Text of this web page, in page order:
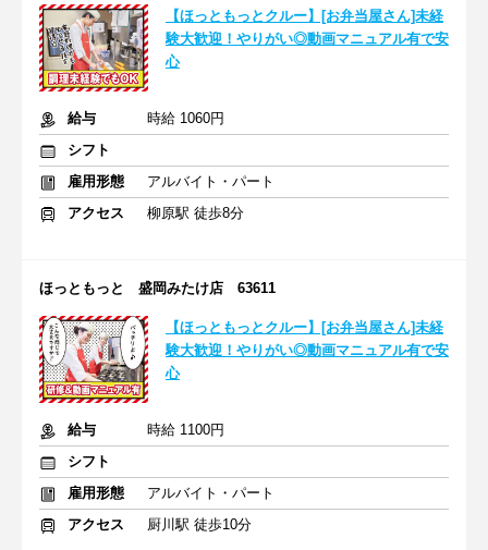
【ほっともっとクルー】[お弁当屋さん]未経
験大歓迎！やりがい◎動画マニュアル有で安
心
給与
時給 1060円
シフト
雇用形態
アルバイト・パート
アクセス
柳原駅 徒歩8分
ほっともっと 盛岡みたけ店 63611
【ほっともっとクルー】[お弁当屋さん]未経
験大歓迎！やりがい◎動画マニュアル有で安
心
給与
時給 1100円
シフト
雇用形態
アルバイト・パート
アクセス
厨川駅 徒歩10分